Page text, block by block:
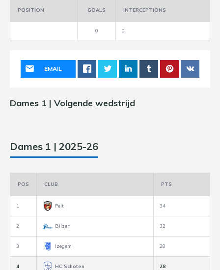
POSITION GOALS INTERCEPTIONS
0 0
EMAIL
Dames 1 | Volgende wedstrijd
Dames 1 | 2025-26
POS CLUB PTS
1 Pelt 34
2 Bilzen 32
3 Izegem 28
4 HC Schoten 28